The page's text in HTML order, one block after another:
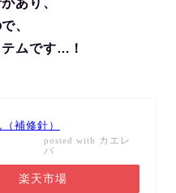
あり、
、
ムです…！
補修針）
posted with カエレ
バ
楽天市場